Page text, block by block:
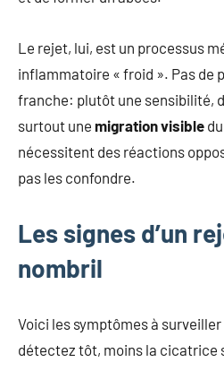
Le rejet, lui, est un processus
inflammatoire « froid ». Pas de
franche: plutôt une sensibilité,
surtout une migration visible
nécessitent des réactions
pas les confondre.
Les signes d’un
nombril
Voici les symptômes à
détectez tôt, moins la cicatrice